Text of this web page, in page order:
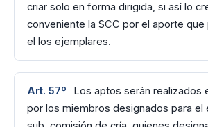
criar solo en forma dirigida, si así lo
conveniente la SCC por el aporte que
el los ejemplares.
Art. 57º
Los aptos serán realizados
por los miembros designados para el